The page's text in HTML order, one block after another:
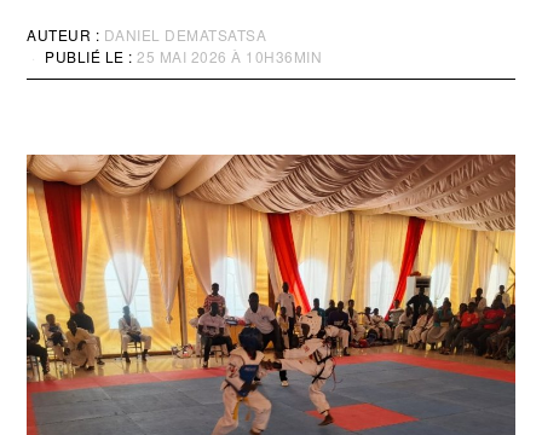
AUTEUR : DANIEL DEMATSATSA
PUBLIÉ LE : 25 MAI 2026 À 10H36MIN
I
O
U
R
:
2
5
M
A
I
2
0
2
6
À
1